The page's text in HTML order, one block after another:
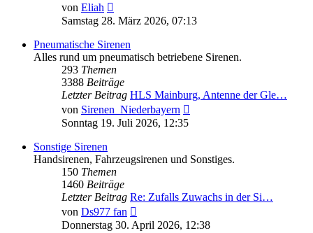
von Eliah
Beitrag
Samstag 28. März 2026, 07:13
Pneumatische Sirenen
Alles rund um pneumatisch betriebene Sirenen.
293 Themen
3388 Beiträge
Letzter Beitrag HLS Mainburg, Antenne der Gle…
von Sirenen_Niederbayern
Sonntag 19. Juli 2026, 12:35
Sonstige Sirenen
Handsirenen, Fahrzeugsirenen und Sonstiges.
150 Themen
1460 Beiträge
Letzter Beitrag Re: Zufalls Zuwachs in der Si…
von Ds977 fan
Beitrag
Donnerstag 30. April 2026, 12:38